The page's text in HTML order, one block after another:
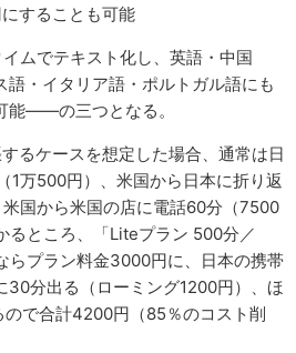
することも可能
ムでテキスト化し、英語・中国
・イタリア語・ポルトガル語にも
能――の三つとなる。
るケースを想定した場合、通常は日
1万500円）、米国から日本に折り返
国から米国の店に電話60分（7500
るところ、「Liteプラン 500分／
らプラン料金3000円に、日本の携帯
30分出る（ローミング1200円）、ほ
で合計4200円（85％のコスト削